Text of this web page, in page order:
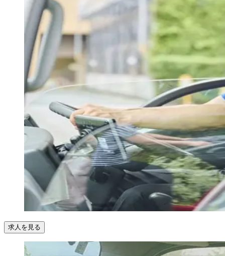
求人を見る